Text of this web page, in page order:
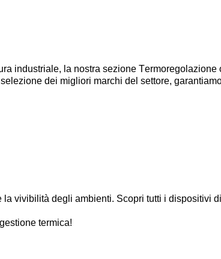
industriale, la nostra sezione Termorego lazione
dei migliori marchi del settore,
vivibilità degli ambienti. Scopri tutti i dispositivi di
termica!